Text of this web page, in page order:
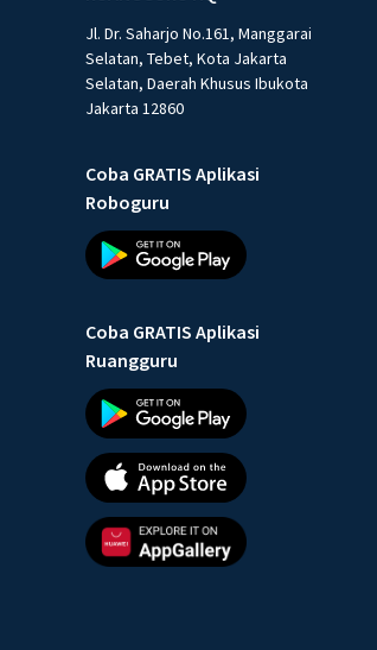
Jl. Dr. Saharjo No.161, Manggarai
Selatan, Tebet, Kota Jakarta
Selatan, Daerah Khusus Ibukota
Jakarta 12860
Coba GRATIS Aplikasi
Roboguru
Coba GRATIS Aplikasi
Ruangguru